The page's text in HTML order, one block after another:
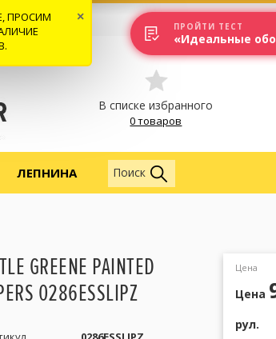
В списке избранного
0 товаров
ЛЕПНИНА Обои
Поиск
GREENE PAINTED
0286ESSLIPZ
Цена
Цена
рул.
ПРОСИМ
×
ПРОЙТИ ТЕСТ
«Идеальные